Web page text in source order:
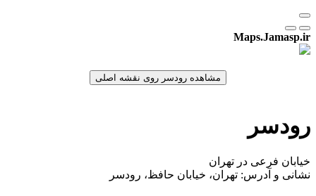
Maps.Jamasp.ir
رودسر
خیابان فرعی در تهران
نشانی و آدرس: تهران، خیابان حافظ، رودسر